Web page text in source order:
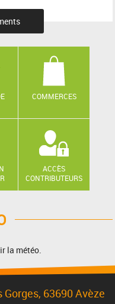
COMMERCES
ACCÈS
CONTRIBUTEURS
la météo.
63690 Avèze